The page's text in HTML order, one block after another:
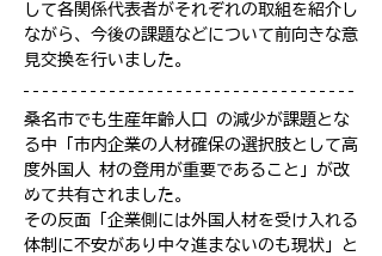
して各関係代表者がそれぞれの取組を紹介し
ながら、今後の課題などについて前向きな意
見交換を行いました。
桑名市でも生産年齢人口 の減少が課題とな
る中「市内企業の人材確保の選択肢として高
度外国人 材の登用が重要であること」が改
めて共有されました。
その反面「企業側には外国人材を受け入れる
体制に不安があり中々進まないのも現状」と